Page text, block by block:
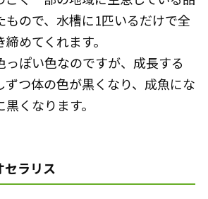
もので、水槽に1匹いるだけで全
めてくれます。
っぽい色なのですが、成長する
ずつ体の色が黒くなり、成魚にな
くなります。
セラリス